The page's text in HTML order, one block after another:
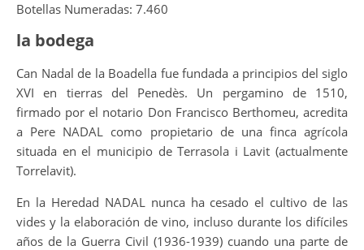
Botellas Numeradas: 7.460
la bodega
Can Nadal de la Boadella fue fundada a principios del siglo
XVI en tierras del Penedès. Un pergamino de 1510,
firmado por el notario Don Francisco Berthomeu, acredita
a Pere NADAL como propietario de una finca agrícola
situada en el municipio de Terrasola i Lavit (actualmente
Torrelavit).
En la Heredad NADAL nunca ha cesado el cultivo de las
vides y la elaboración de vino, incluso durante los difíciles
años de la Guerra Civil (1936-1939) cuando una parte de